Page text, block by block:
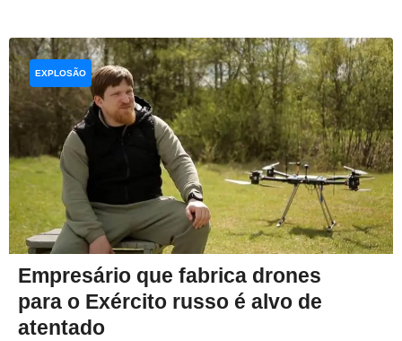
Empresário que fabrica drones
para o Exército russo é alvo de
atentado
EXPLOSÃO